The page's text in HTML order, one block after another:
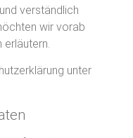
verständlich
wir vorab
unter